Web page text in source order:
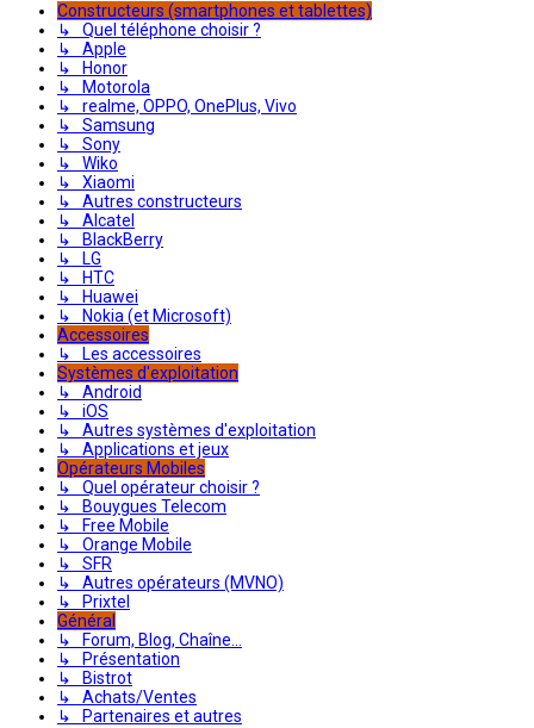
Constructeurs (smartphones et tablettes)
↳ Quel téléphone choisir ?
↳ Apple
↳ Honor
↳ Motorola
↳ realme, OPPO, OnePlus, Vivo
↳ Samsung
↳ Sony
↳ Wiko
↳ Xiaomi
↳ Autres constructeurs
↳ Alcatel
↳ BlackBerry
↳ LG
↳ HTC
↳ Huawei
↳ Nokia (et Microsoft)
Accessoires
↳ Les accessoires
Systèmes d'exploitation
↳ Android
↳ iOS
↳ Autres systèmes d'exploitation
↳ Applications et jeux
Opérateurs Mobiles
↳ Quel opérateur choisir ?
↳ Bouygues Telecom
↳ Free Mobile
↳ Orange Mobile
↳ SFR
↳ Autres opérateurs (MVNO)
↳ Prixtel
Général
↳ Forum, Blog, Chaîne...
↳ Présentation
↳ Bistrot
↳ Achats/Ventes
↳ Partenaires et autres